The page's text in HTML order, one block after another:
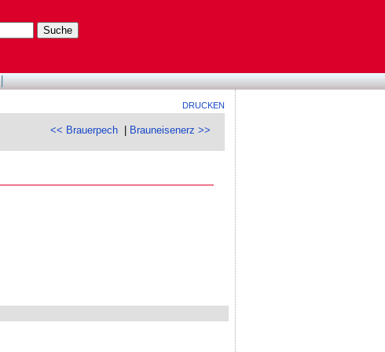
DRUCKEN
<< Brauerpech Brauneisenerz >>